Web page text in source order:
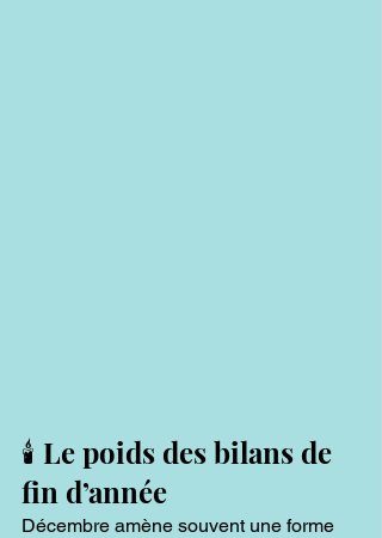
🕯️ Le poids des bilans de
fin d’année
Décembre amène souvent une forme